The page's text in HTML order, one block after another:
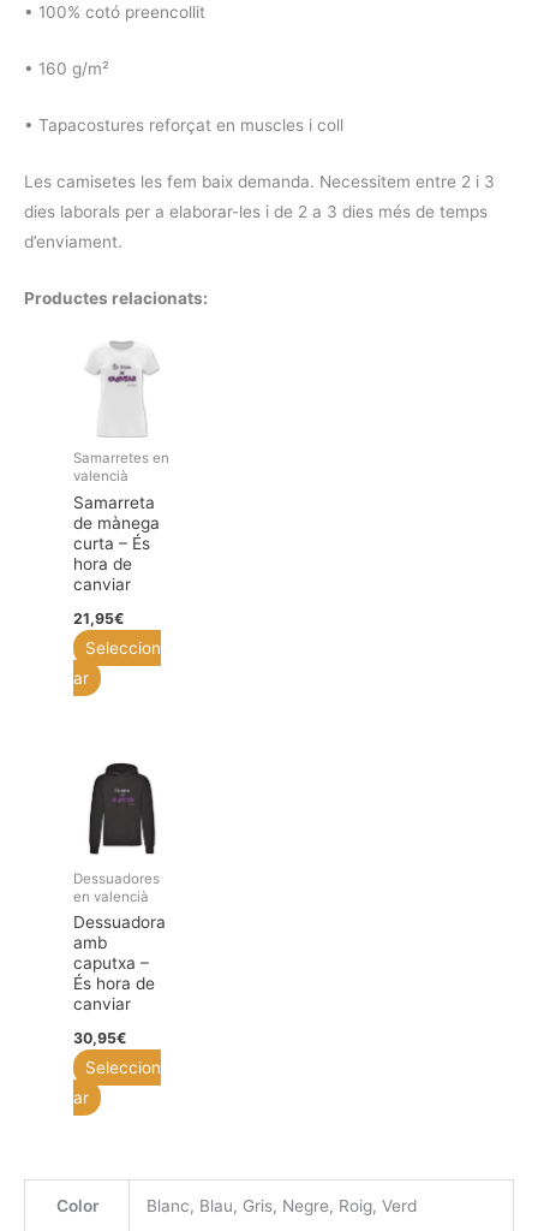
• 100% cotó preencollit
• 160 g/m²
• Tapacostures reforçat en muscles i coll
Les camisetes les fem baix demanda. Necessitem entre 2 i 3
dies laborals per a elaborar-les i de 2 a 3 dies més de temps
d’enviament.
Productes relacionats:
Samarretes en
valencià
Samarreta
de mànega
curta – És
hora de
canviar
21,95€
Seleccion
ar Aquest
diverses
variants.
Les
opcions
es
poden
triar
a
la
pàgina
del
producte
Dessuadores
en valencià
Dessuadora
amb
caputxa –
És hora de
canviar
30,95€
Seleccion
ar Aquest
diverses
variants.
Color Blanc, Blau, Gris, Negre, Roig, Verd